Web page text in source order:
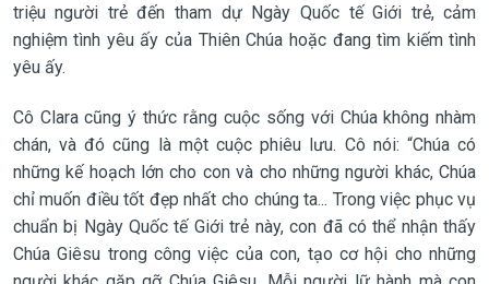
triệu người trẻ đến tham dự Ngày Quốc tế Giới trẻ, cảm
nghiệm tình yêu ấy của Thiên Chúa hoặc đang tìm kiếm tình
yêu ấy.
Cô Clara cũng ý thức rằng cuộc sống với Chúa không nhàm
chán, và đó cũng là một cuộc phiêu lưu. Cô nói: “Chúa có
những kế hoạch lớn cho con và cho những người khác, Chúa
chỉ muốn điều tốt đẹp nhất cho chúng ta... Trong việc phục vụ
chuẩn bị Ngày Quốc tế Giới trẻ này, con đã có thể nhận thấy
Chúa Giêsu trong công việc của con, tạo cơ hội cho những